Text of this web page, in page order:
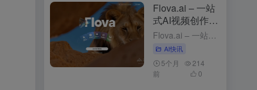
Flova.ai – 一站
式AI视频创作平
台，对话式创作Flova.ai – 一站式AI视频创作平台，对话式创作 5个月前发布 Flova.ai是什么 Flova.ai 是创新的 ，通过自然对话的方式，将用户的创意转化为完整的视频作品。用户只需输入一个核心...
AI快讯
5个月
前
214
0